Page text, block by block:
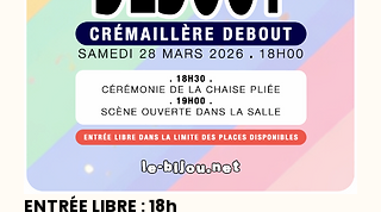
ENTRÉE LIBRE : 18h